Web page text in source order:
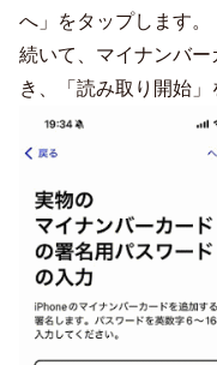
へ」をタップします。
続いて、マイナンバ
き、「読み取り開始」